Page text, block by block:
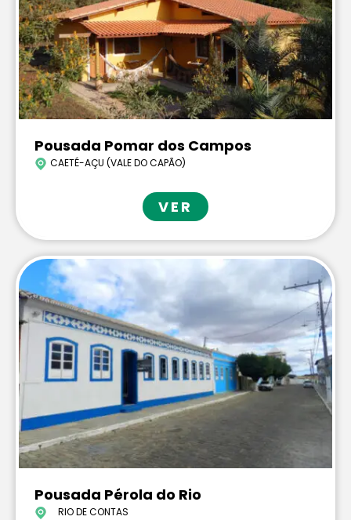
Pousada Pomar dos Campos
CAETÉ-AÇU (VALE DO CAPÃO)
VER
Pousada Pérola do Rio
RIO DE CONTAS